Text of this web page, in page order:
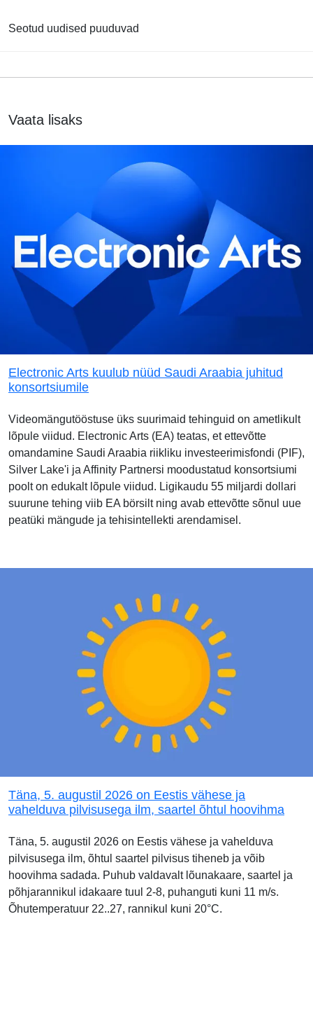
Seotud uudised puuduvad
Vaata lisaks
Electronic Arts kuulub nüüd Saudi Araabia juhitud
konsortsiumile
Videomängutööstuse üks suurimaid tehinguid on ametlikult
lõpule viidud. Electronic Arts (EA) teatas, et ettevõtte
omandamine Saudi Araabia riikliku investeerimisfondi (PIF),
Silver Lake'i ja Affinity Partnersi moodustatud konsortsiumi
poolt on edukalt lõpule viidud. Ligikaudu 55 miljardi dollari
suurune tehing viib EA börsilt ning avab ettevõtte sõnul uue
peatüki mängude ja tehisintellekti arendamisel.
Täna, 5. augustil 2026 on Eestis vähese ja
vahelduva pilvisusega ilm, saartel õhtul hoovihma
Täna, 5. augustil 2026 on Eestis vähese ja vahelduva
pilvisusega ilm, õhtul saartel pilvisus tiheneb ja võib
hoovihma sadada. Puhub valdavalt lõunakaare, saartel ja
põhjarannikul idakaare tuul 2-8, puhanguti kuni 11 m/s.
Õhutemperatuur 22..27, rannikul kuni 20°C.